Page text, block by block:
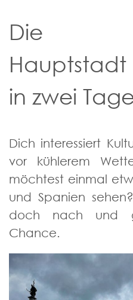
Die
in zwei
Dich interessiert
vor kühlerem
möchtest einmal
und Spanien
doch nach und
Chance.